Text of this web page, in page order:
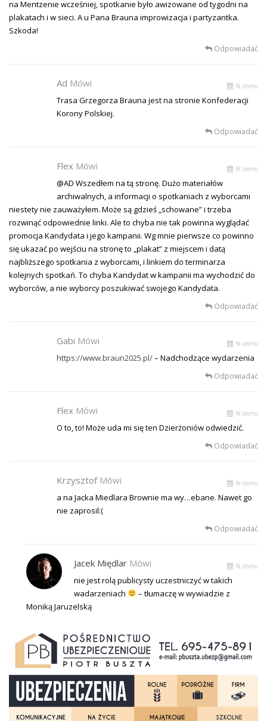
na Mentzenie wcześniej, spotkanie było awizowane od tygodni na
plakatach i w sieci. A u Pana Brauna improwizacja i partyzantka.
Szkoda!
Odpowiadać
Ad Mówi % temu
Trasa Grzegorza Brauna jest na stronie Konfederacji
Korony Polskiej.
Odpowiadać
Flex Mówi % temu
@AD Wszedłem na tą stronę. Dużo materiałów
archiwalnych, a informacji o spotkaniach z wyborcami
niestety nie zauważyłem. Może są gdzieś „schowane” i trzeba
rozwinąć odpowiednie linki. Ale to chyba nie tak powinna wyglądać
promocja Kandydata i jego kampanii. Wg mnie pierwsze co powinno
się ukazać po wejściu na stronę to „plakat” z miejscem i datą
najbliższego spotkania z wyborcami, i linkiem do terminarza
kolejnych spotkań. To chyba Kandydat w kampanii ma wychodzić do
wyborców, a nie wyborcy poszukiwać swojego Kandydata.
Odpowiadać
Gabi Mówi % temu
https://www.braun2025.pl/– Nadchodzące wydarzenia
Odpowiadać
Flex Mówi % temu
O to, to! Może uda mi się ten Dzierżoniów odwiedzić.
Odpowiadać
Krzysztof Mówi % temu
a na Jacka Miedlara Brownie ma wy…ebane. Nawet go
nie zaprosil:(
Odpowiadać
Jacek Międlar Mówi % temu
nie jest rolą publicysty uczestniczyć w takich
wadarzeniach
– tłumaczę w wywiadzie z
Moniką Jaruzelską